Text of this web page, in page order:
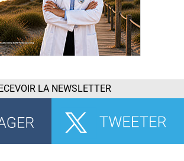
LA NEWSLETTER